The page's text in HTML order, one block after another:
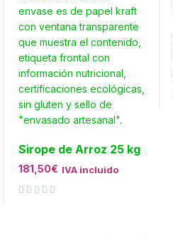
Sirope de Arroz 25 kg
181,50€ IVA incluido